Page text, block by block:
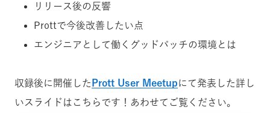
リリース後の反響
Prottで今後改善したい点
エンジニアとして働くグッドパッチの環境とは
収録後に開催した Prott User Meetupにて発表した詳し
いスライドはこちらです！あわせてご覧ください。